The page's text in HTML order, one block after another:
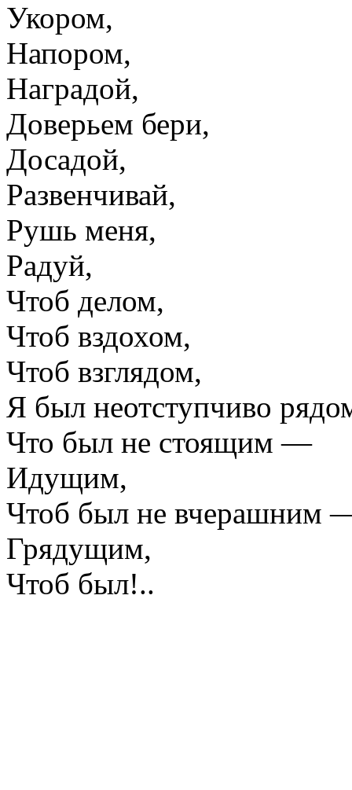
Укором,
Напором,
Наградой,
Доверьем бери,
Досадой,
Развенчивай,
Рушь меня,
Радуй,
Чтоб делом,
Чтоб вздохом,
Чтоб взглядом,
Я был неотступчиво
Что был не стоящим —
Идущим,
Чтоб был не вчерашним
Грядущим,
Чтоб был!..